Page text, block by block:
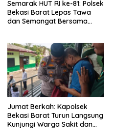
Semarak HUT RI ke-81: Polsek
Bekasi Barat Lepas Tawa
dan Semangat Bersama
Jumat Berkah: Kapolsek
Bekasi Barat Turun Langsung
Kunjungi Warga Sakit dan